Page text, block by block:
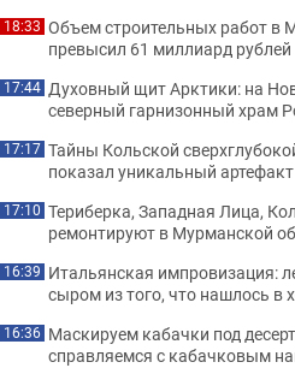
18:33 Объем строительных работ в
превысил 61 миллиард рублей
17:44 Духовный щит Арктики: на
северный гарнизонный храм
17:17 Тайны Кольской
показал уникальный
17:10 Териберка, Западная Лица,
ремонтируют в Мурманской
16:39 Итальянская импровизация:
сыром из того, что нашлось в
16:36 Маскируем кабачки под
справляемся с кабачковым